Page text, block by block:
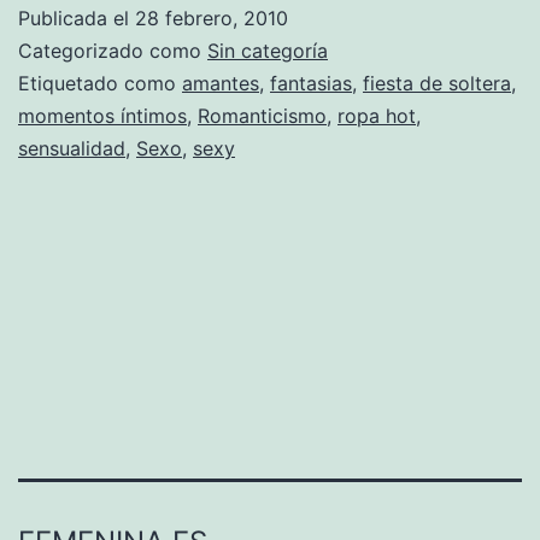
Publicada el 28 febrero, 2010
Categorizado como Sin categoría
Etiquetado como amantes, fantasias, fiesta de soltera,
momentos íntimos, Romanticismo, ropa hot,
sensualidad, Sexo, sexy